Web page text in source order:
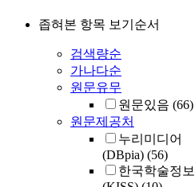
좁혀본 항목 보기순서
검색량순
가나다순
원문유무
원문있음 (66)
원문제공처
누리미디어
(DBpia) (56)
한국학술정보